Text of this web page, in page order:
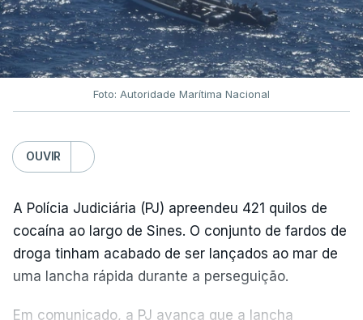
Foto: Autoridade Marítima Nacional
OUVIR
A Polícia Judiciária (PJ) apreendeu 421 quilos de
cocaína ao largo de Sines. O conjunto de fardos de
droga tinham acabado de ser lançados ao mar de
uma lancha rápida durante a perseguição.
Em comunicado, a PJ avança que a lancha